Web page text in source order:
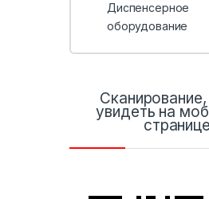
Диспенсерное
оборудование
увидеть на
странице